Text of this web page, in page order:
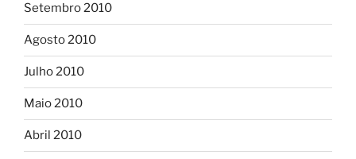
Setembro 2010
Agosto 2010
Julho 2010
Maio 2010
Abril 2010